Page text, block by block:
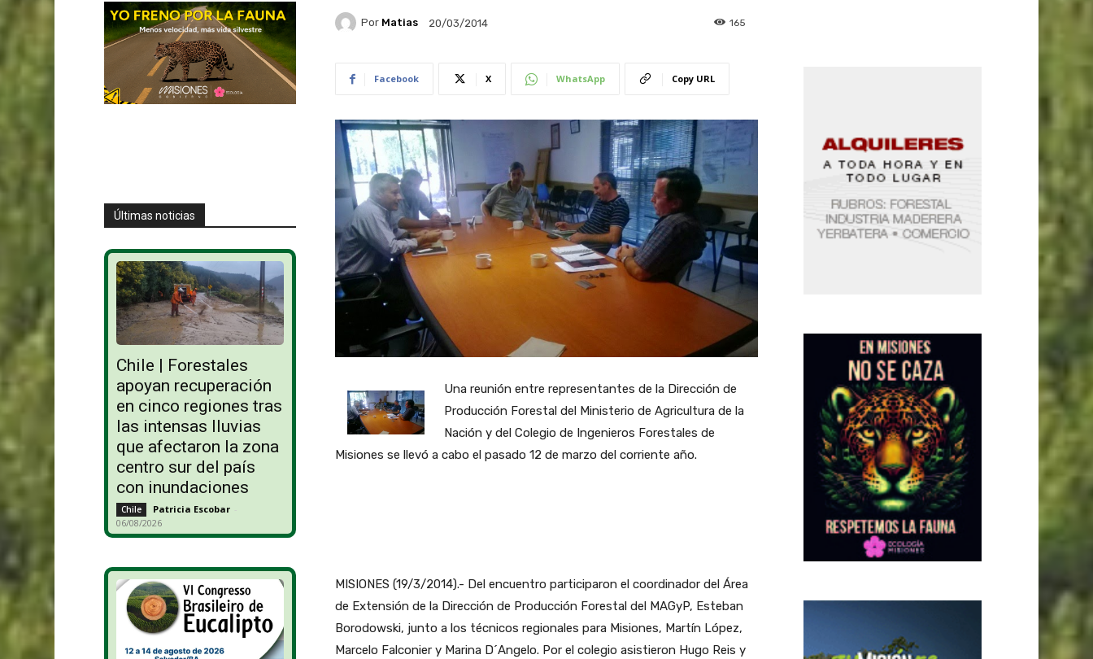
Últimas noticias
Chile | Forestales
apoyan recuperación
en cinco regiones tras
las intensas lluvias
que afectaron la zona
centro sur del país
con inundaciones
Chile Patricia Escobar -
06/08/2026
Por Matias 20/03/2014 165
Facebook X WhatsApp Copy URL
Una reunión entre representantes de la Dirección de
Producción Forestal del Ministerio de Agricultura de la
Nación y del Colegio de Ingenieros Forestales de
Misiones se llevó a cabo el pasado 12 de marzo del corriente año.
MISIONES (19/3/2014).- Del encuentro participaron el coordinador del Área
de Extensión de la Dirección de Producción Forestal del MAGyP, Esteban
Borodowski, junto a los técnicos regionales para Misiones, Martín López,
Marcelo Falconier y Marina D´Angelo. Por el colegio asistieron Hugo Reis y